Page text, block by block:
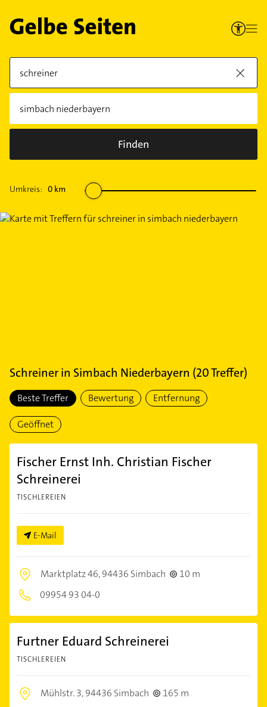
Finden
Umkreis: 0 km
Schreinerin Simbach Niederbayern (20Treffer)
Beste Treffer Bewertung Entfernung
Geöffnet
Fischer Ernst Inh. Christian Fischer
Schreinerei
TISCHLEREIEN
E-Mail
Marktplatz 46,94436 Simbach
10 m
09954 93 04-0
Furtner Eduard Schreinerei
TISCHLEREIEN
Mühlstr. 3,94436 Simbach
165 m